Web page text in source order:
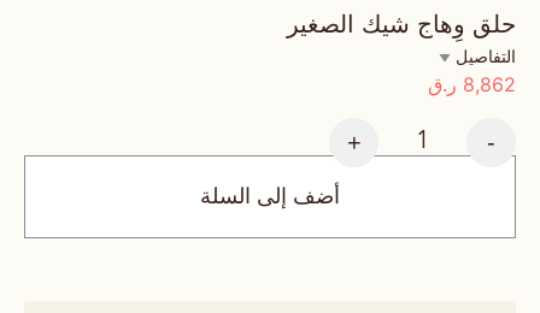
حلق وِهاج شيك الصغير
التفاصيل
8,862 ر.ق
-
+
أضف إلى السلة